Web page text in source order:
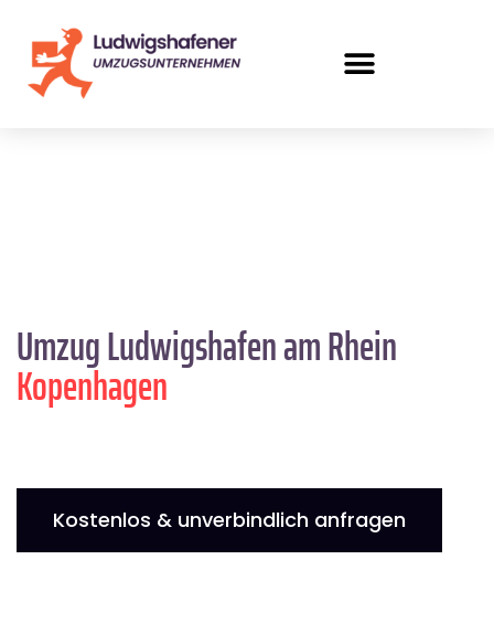
Umzug Ludwigshafen am Rhein
Kopenhagen
Kostenlos & unverbindlich anfragen